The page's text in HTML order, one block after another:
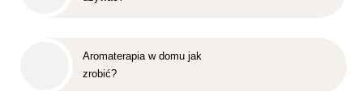
Aromaterapia w domu jak
zrobić?